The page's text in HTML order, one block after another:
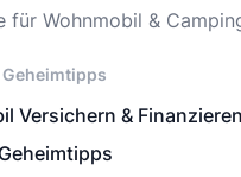
für Wohnmobil &
Geheimtipps
Versichern & Finanzieren